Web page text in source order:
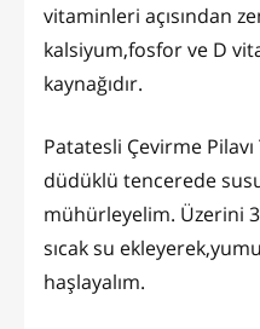
vitaminleri açısından
kalsiyum,fosfor ve D
kaynağıdır.
Patatesli Çevirme
düdüklü tencerede
mühürleyelim. Üzerini
sıcak su
haşlayalım.